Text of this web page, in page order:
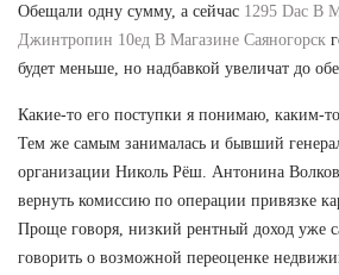
Обещали одну сумму, а сейчас 1295 Dac В
Джинтропин 10ед В Магазине Саяногорск
будет меньше, но надбавкой увеличат до
Какие-то его поступки я понимаю, каким-
Тем же самым занималась и бывший
организации Николь Рёш. Антонина
вернуть комиссию по операции привязке
Проще говоря, низкий рентный доход уже
говорить о возможной переоценке